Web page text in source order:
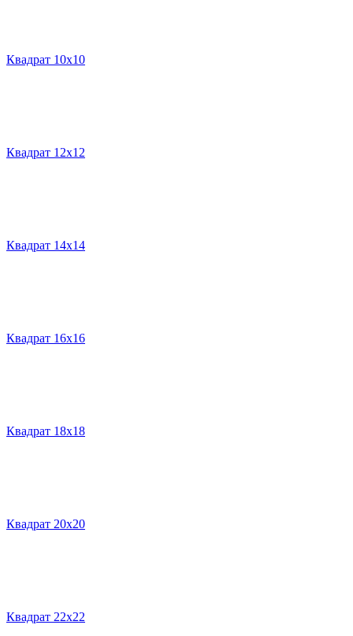
Квадрат 10х10
Квадрат 12х12
Квадрат 14х14
Квадрат 16х16
Квадрат 18х18
Квадрат 20х20
Квадрат 22х22